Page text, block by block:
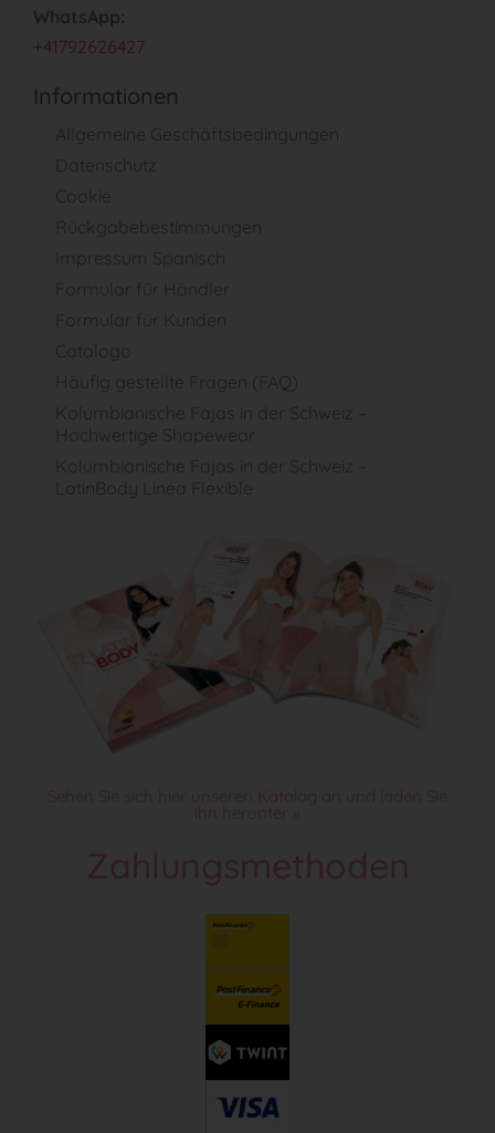
WhatsApp:
+41792626427
Informationen
Allgemeine Geschäftsbedingungen
Datenschutz
Cookie
Rückgabebestimmungen
Impressum Spanisch
Formular für Händler
Formular für Kunden
Catalogo
Häufig gestellte Fragen (FAQ)
Kolumbianische Fajas in der Schweiz –
Hochwertige Shapewear
Kolumbianische Fajas in der Schweiz –
LatinBody Linea Flexible
Sehen Sie sich hier unseren Katalog an und laden Sie
ihn herunter »
Zahlungsmethoden